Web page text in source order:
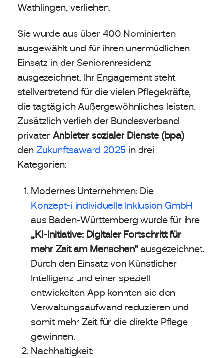
Wathlingen, verliehen.
Sie wurde aus über 400 Nominierten
ausgewählt und für ihren unermüdlichen
Einsatz in der Seniorenresidenz
ausgezeichnet. Ihr Engagement steht
stellvertretend für die vielen Pflegekräfte,
die tagtäglich Außergewöhnliches leisten.
Zusätzlich verlieh der Bundesverband
privater Anbieter sozialer Dienste (bpa)
den Zukunftsaward 2025 in drei
Kategorien:
Modernes Unternehmen: Die
Konzept-i individuelle Inklusion GmbH
aus Baden-Württemberg wurde für ihre
„KI-Initiative: Digitaler Fortschritt für
mehr Zeit am Menschen“ ausgezeichnet.
Durch den Einsatz von Künstlicher
Intelligenz und einer speziell
entwickelten App konnten sie den
Verwaltungsaufwand reduzieren und
somit mehr Zeit für die direkte Pflege
gewinnen.
Nachhaltigkeit: